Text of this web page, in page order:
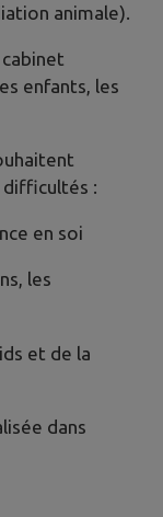
animale).
enfants, les
difficultés :
en soi
les
et de la
dans